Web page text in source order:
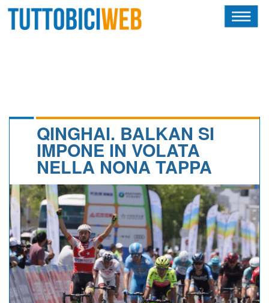
CALENDARIO
ALBI D'ORO
NEWSLETTER
QINGHAI. BALKAN SI
IMPONE IN VOLATA
NELLA NONA TAPPA